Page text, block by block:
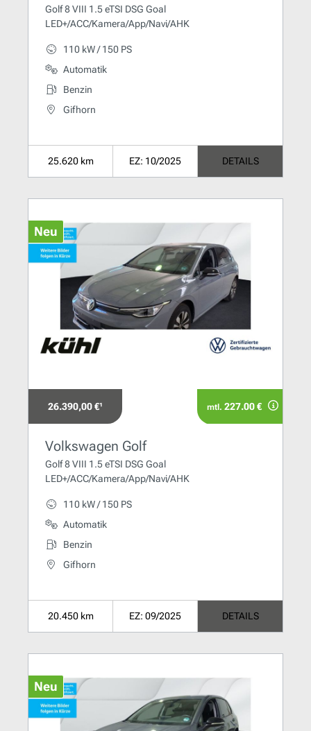
Golf 8 VIII 1.5 eTSI DSG Goal
LED+/ACC/Kamera/App/Navi/AHK
110 kW / 150 PS
Automatik
Benzin
Gifhorn
25.620 km EZ: 10/2025 DETAILS
Neu
26.390,00 €¹ mtl. 227.00 €
Volkswagen Golf
Golf 8 VIII 1.5 eTSI DSG Goal
LED+/ACC/Kamera/App/Navi/AHK
110 kW / 150 PS
Automatik
Benzin
Gifhorn
20.450 km EZ: 09/2025 DETAILS
Neu